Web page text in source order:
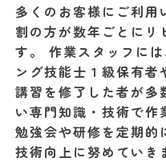
多くのお客様にご利用
割の方が数年ごとにリ
す。 作業スタッフに
ング技能士１級保有者
講習を修了した者が多
い専門知識・技術で作
勉強会や研修を定期的
技術向上に努めていき